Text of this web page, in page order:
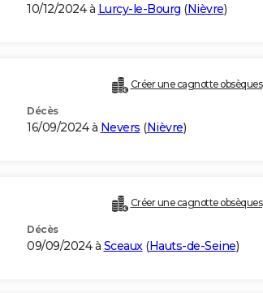
10/12/2024 à Lurcy-le-Bourg (Nièvre)
Créer une cagnotte obsèques
Décès
16/09/2024 à Nevers (Nièvre)
Créer une cagnotte obsèques
Décès
09/09/2024 à Sceaux(Hauts-de-Seine)